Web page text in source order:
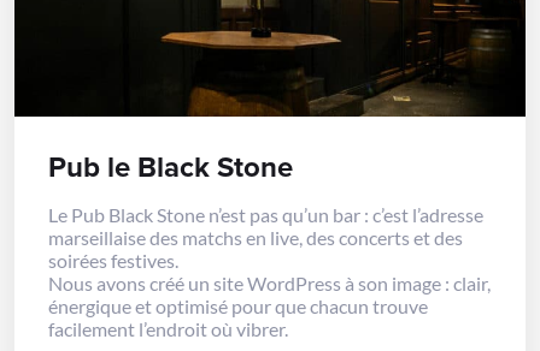
Pub le Black Stone
Le Pub Black Stone n’est pas qu’un bar : c’est l’adresse
marseillaise des matchs en live, des concerts et des
soirées festives.
Nous avons créé un site WordPress à son image : clair,
énergique et optimisé pour que chacun trouve
facilement l’endroit où vibrer.